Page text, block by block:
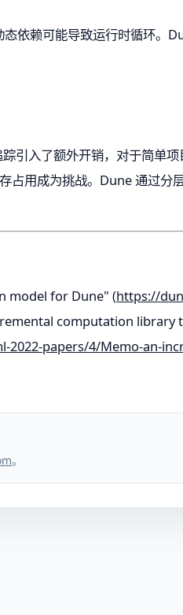
依赖可能导致运行时循环。
引入了额外开销，对于简单
占用成为挑战。Dune 通过
model for Dune" (https://
computation
2022-papers/4/Memo-an-
。